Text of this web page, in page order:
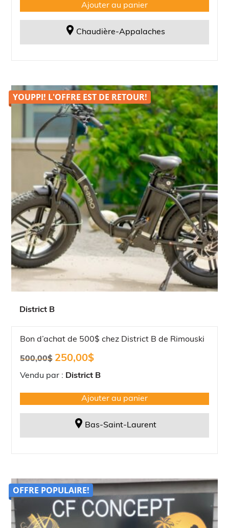
25,00$.
Ajouter au panier
Chaudière-Appalaches
YOUPPI! L'OFFRE EST DE RETOUR!
District B
Bon d’achat de 500$ chez District B de Rimouski
500,00$
Le
initial
500,00$.
250,00$
actuel
250,00$.
Vendu par : District B
Ajouter au panier
Bas-Saint-Laurent
OFFRE POPULAIRE!